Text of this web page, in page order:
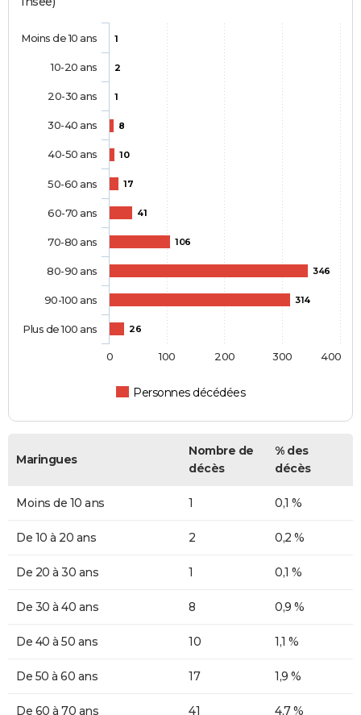
1
2
1
8
10
17
41
106
346
314
26
Personnes décédées
Moins de 10 ans
10-20 ans
20-30 ans
30-40 ans
40-50 ans
50-60 ans
60-70 ans
70-80 ans
80-90 ans
90-100 ans
Plus de 100 ans
0 100 200 300 400
Maringues
Nombre de
décès
% des
décès
Moins de 10 ans 1 0,1 %
De 10 à 20 ans 2 0,2 %
De 20 à 30 ans 1 0,1 %
De 30 à 40 ans 8 0,9 %
De 40 à 50 ans 10 1,1 %
De 50 à 60 ans 17 1,9 %
De 60 à 70 ans 41 4,7 %